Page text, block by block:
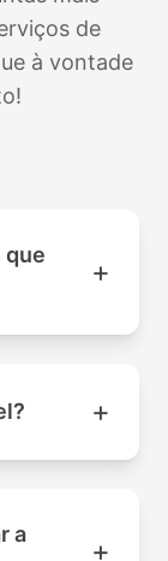
de
à vontade
que
+
+
a
+